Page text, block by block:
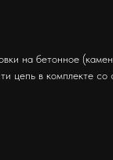
на бетонное
цепь в комплекте